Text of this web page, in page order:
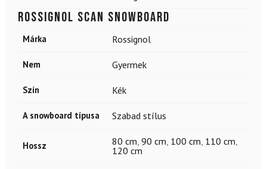
ROSSIGNOL Scan Snowboard
Márka Rossignol
Nem Gyermek
Szín Kék
A snowboard típusa Szabad stílus
Hossz 80 cm, 90 cm, 100 cm, 110 cm,
120 cm